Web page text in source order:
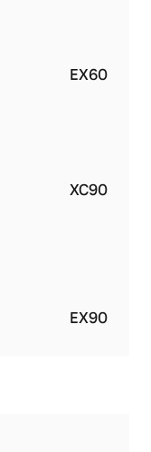
EX60
XC90
EX90